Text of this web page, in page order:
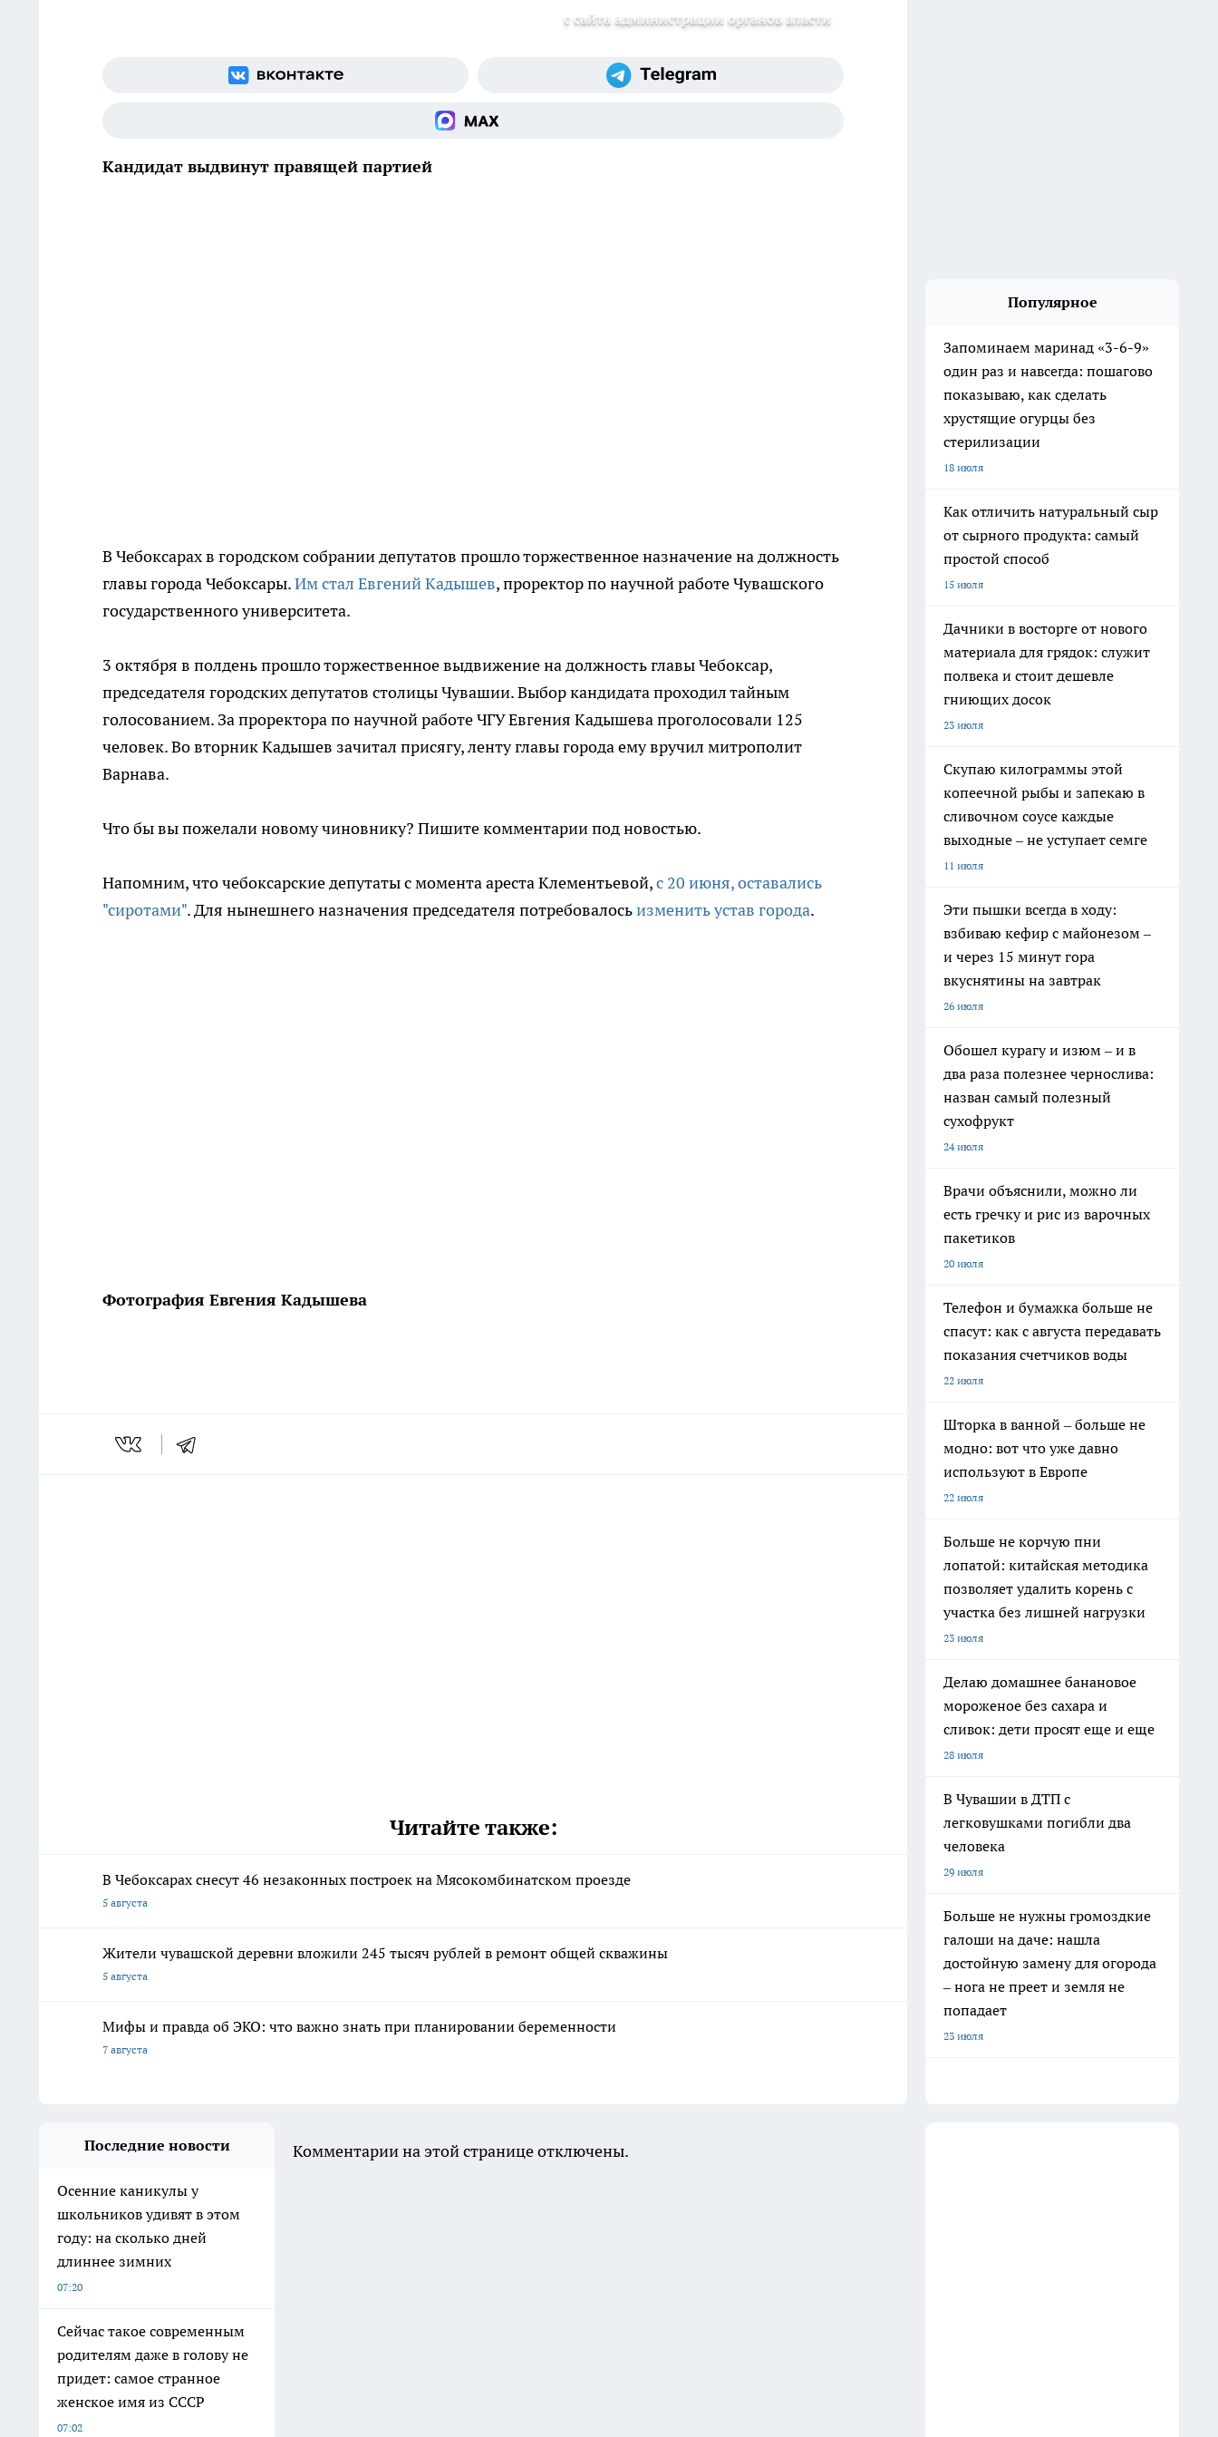
с сайта администрации органов власти
Кандидат выдвинут правящей партией
В Чебоксарах в городском собрании депутатов прошло торжественное назначение на должность
главы города Чебоксары.Им стал Евгений Кадышев, проректор по научной работе Чувашского
государственного университета.
3 октября в полдень прошло торжественное выдвижение на должность главы Чебоксар,
председателя городских депутатов столицы Чувашии. Выбор кандидата проходил тайным
голосованием. За проректора по научной работе ЧГУ Евгения Кадышева проголосовали 125
человек. Во вторник Кадышев зачитал присягу, ленту главы города ему вручил митрополит
Варнава.
Что бы вы пожелали новому чиновнику? Пишите комментарии под новостью.
Напомним, что чебоксарские депутаты с момента ареста Клементьевой,с 20 июня, оставались
"сиротами". Для нынешнего назначения председателя потребовалосьизменить устав города.
Фотография Евгения Кадышева
Читайте также:
В Чебоксарах снесут 46 незаконных построек на Мясокомбинатском проезде
5 августа
Жители чувашской деревни вложили 245 тысяч рублей в ремонт общей скважины
5 августа
Мифы и правда об ЭКО: что важно знать при планировании беременности
7 августа
Популярное
Запоминаем маринад «3-6-9»
один раз и навсегда: пошагово
показываю, как сделать
хрустящие огурцы без
стерилизации
18 июля
Как отличить натуральный сыр
от сырного продукта: самый
простой способ
15 июля
Дачники в восторге от нового
материала для грядок: служит
полвека и стоит дешевле
гниющих досок
23 июля
Скупаю килограммы этой
копеечной рыбы и запекаю в
сливочном соусе каждые
выходные – не уступает семге
11 июля
Эти пышки всегда в ходу:
взбиваю кефир с майонезом –
и через 15 минут гора
вкуснятины на завтрак
26 июля
Обошел курагу и изюм – и в
два раза полезнее чернослива:
назван самый полезный
сухофрукт
24 июля
Врачи объяснили, можно ли
есть гречку и рис из варочных
пакетиков
20 июля
Телефон и бумажка больше не
спасут: как с августа передавать
показания счетчиков воды
22 июля
Шторка в ванной – больше не
модно: вот что уже давно
используют в Европе
22 июля
Больше не корчую пни
лопатой: китайская методика
позволяет удалить корень с
участка без лишней нагрузки
23 июля
Делаю домашнее банановое
мороженое без сахара и
сливок: дети просят еще и еще
28 июля
В Чувашии в ДТП с
легковушками погибли два
человека
29 июля
Больше не нужны громоздкие
галоши на даче: нашла
достойную замену для огорода
– нога не преет и земля не
попадает
23 июля
Последние новости
Осенние каникулы у
школьников удивят в этом
году: на сколько дней
длиннее зимних
07:20
Сейчас такое современным
родителям даже в голову не
придет: самое странное
женское имя из СССР
07:02
Комментарии на этой странице отключены.